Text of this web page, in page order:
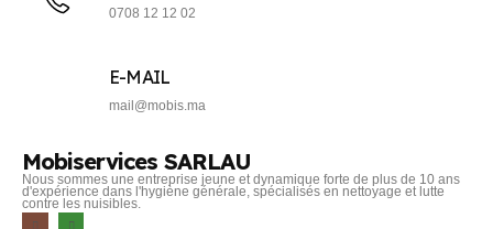
0708 12 12 02
E-MAIL
mail@mobis.ma
Mobiservices SARLAU
Nous sommes une entreprise jeune et dynamique forte de plus de 10 ans
d'expérience dans l'hygiène générale, spécialisés en nettoyage et lutte
contre les nuisibles.